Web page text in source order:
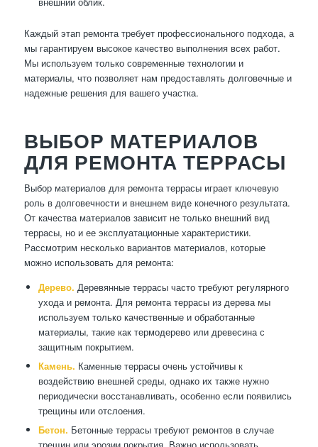
Каждый этап ремонта требует профессионального подхода, а
мы гарантируем высокое качество выполнения всех работ.
Мы используем только современные технологии и
материалы, что позволяет нам предоставлять долговечные и
надежные решения для вашего участка.
ВЫБОР МАТЕРИАЛОВ
ДЛЯ РЕМОНТА ТЕРРАСЫ
Выбор материалов для ремонта террасы играет ключевую
роль в долговечности и внешнем виде конечного результата.
От качества материалов зависит не только внешний вид
террасы, но и ее эксплуатационные характеристики.
Рассмотрим несколько вариантов материалов, которые
можно использовать для ремонта:
Дерево. Деревянные террасы часто требуют регулярного
ухода и ремонта. Для ремонта террасы из дерева мы
используем только качественные и обработанные
материалы, такие как термодерево или древесина с
защитным покрытием.
Камень. Каменные террасы очень устойчивы к
воздействию внешней среды, однако их также нужно
периодически восстанавливать, особенно если появились
трещины или отслоения.
Бетон. Бетонные террасы требуют ремонтов в случае